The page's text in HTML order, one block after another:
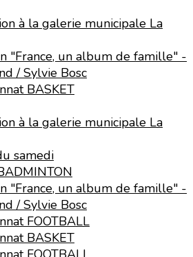
à la galerie municipale La
"France, un album de famille" -
/ Sylvie Bosc
BASKET
à la galerie municipale La
samedi
"France, un album de famille" -
/ Sylvie Bosc
FOOTBALL
BASKET